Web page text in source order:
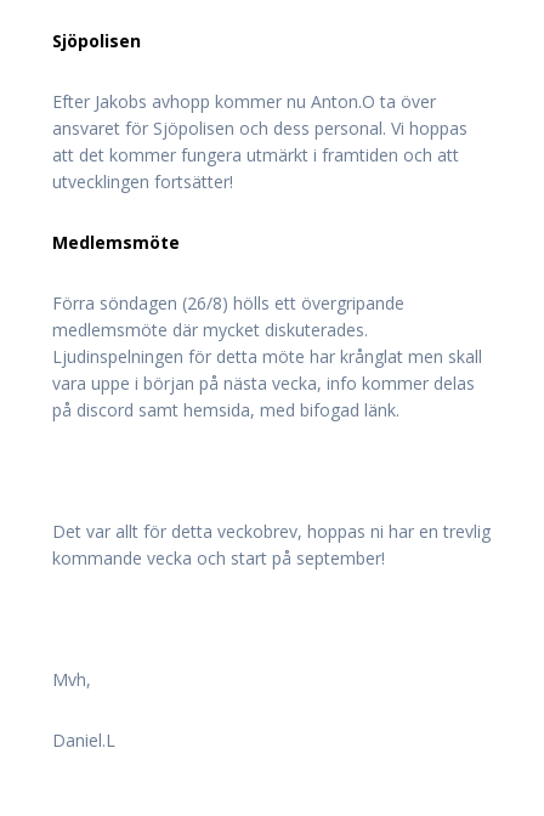
Sjöpolisen
Efter Jakobs avhopp kommer nu Anton.O ta över
ansvaret för Sjöpolisen och dess personal. Vi hoppas
att det kommer fungera utmärkt i framtiden och att
utvecklingen fortsätter!
Medlemsmöte
Förra söndagen (26/8) hölls ett övergripande
medlemsmöte där mycket diskuterades.
Ljudinspelningen för detta möte har krånglat men skall
vara uppe i början på nästa vecka, info kommer delas
på discord samt hemsida, med bifogad länk.
Det var allt för detta veckobrev, hoppas ni har en trevlig
kommande vecka och start på september!
Mvh,
Daniel.L